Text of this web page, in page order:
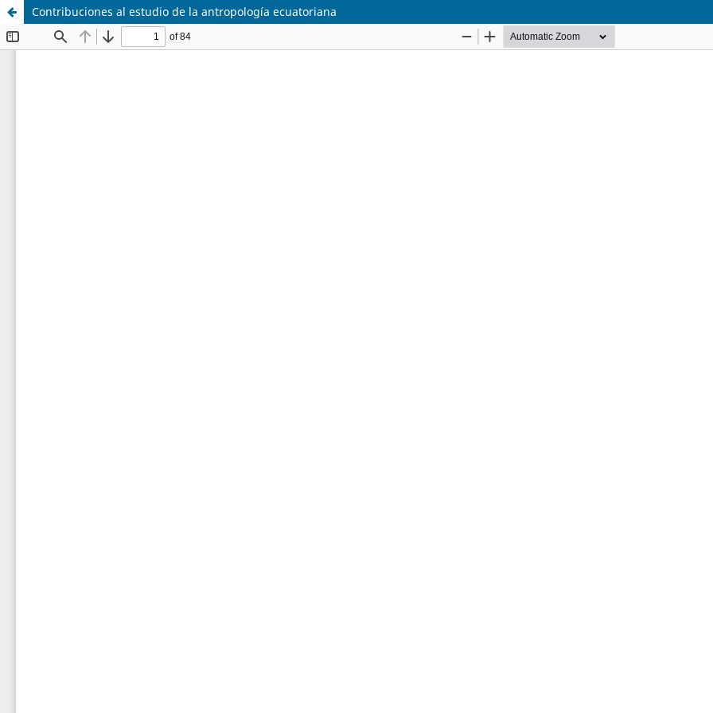
Contribuciones al estudio de la antropología ecuatoriana